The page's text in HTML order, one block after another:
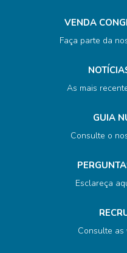
VENDA
Faça parte da
As mais
GUIA
Consulte o
Esclareça
Consulte as